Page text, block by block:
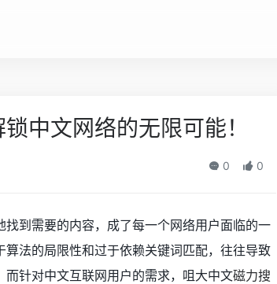
中文网络的无限可能！
0 0
到需要的内容，成了每一个网络用户面临的一
法的局限性和过于依赖关键词匹配，往往导致
针对中文互联网用户的需求，咀大中文磁力搜